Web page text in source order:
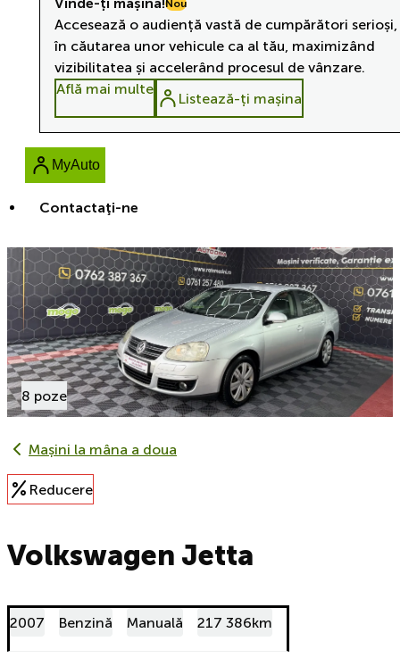
Contactaţi-ne
Nou
Accesează o audiență vastă de cumpărători
în căutarea unor vehicule ca al tău, maximizând
vizibilitatea și accelerând procesul de vânzare.
Află mai multe
Listează-ți mașina
MyAuto
8 poze
Mașini la mâna a doua
Reducere
Volkswagen Jetta
2007 Benzină Manuală 217 386km